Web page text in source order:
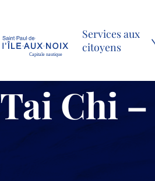
Capitale nautique
Services aux
citoyens
Tai Chi